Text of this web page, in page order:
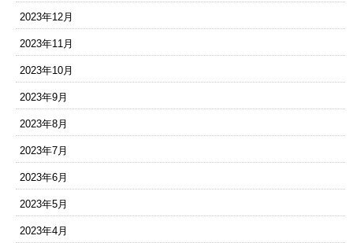
2023年12月
2023年11月
2023年10月
2023年9月
2023年8月
2023年7月
2023年6月
2023年5月
2023年4月